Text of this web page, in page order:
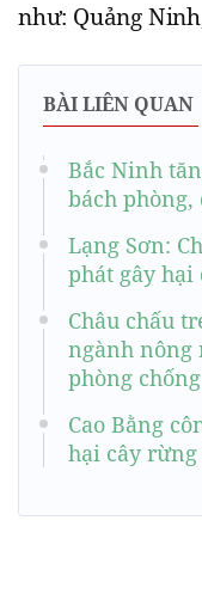
như: Quảng
BÀI LIÊN QUAN
Bắc Ninh
bách phòng,
Lạng Sơn:
phát gây hại
Châu chấu
ngành nông
phòng chống
Cao Bằng
hại cây